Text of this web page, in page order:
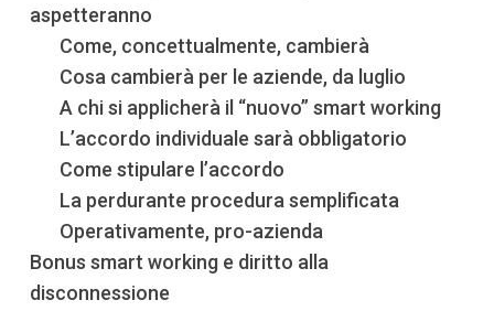
aspetteranno
Come, concettualmente, cambierà
Cosa cambierà per le aziende, da luglio
A chi si applicherà il “nuovo” smart working
L’accordo individuale sarà obbligatorio
Come stipulare l’accordo
La perdurante procedura semplificata
Operativamente, pro-azienda
Bonus smart working e diritto alla
disconnessione